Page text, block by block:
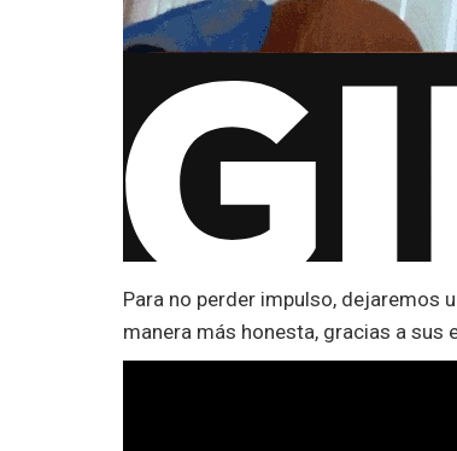
Para no perder impulso, dejaremos
manera más honesta, gracias a sus